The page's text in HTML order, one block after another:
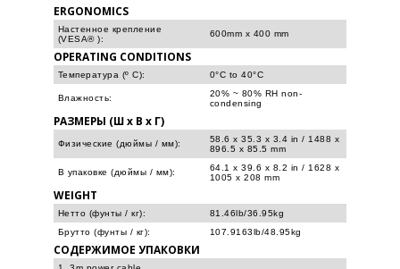
ERGONOMICS
Настенное крепление
(VESA® ):
600mm x 400 mm
OPERATING CONDITIONS
Температура (º C): 0°C to 40°C
Влажность:
20% ~ 80% RH non-
condensing
РАЗМЕРЫ (Ш х В х Г)
Физические (дюймы / мм):
58.6 x 35.3 x 3.4 in / 1488 x
896.5 x 85.5 mm
В упаковке (дюймы / мм):
64.1 x 39.6 x 8.2 in / 1628 x
1005 x 208 mm
WEIGHT
Нетто (фунты / кг):
81.46lb/36.95kg
Брутто (фунты / кг):
107.9163lb/48.95kg
СОДЕРЖИМОЕ УПАКОВКИ